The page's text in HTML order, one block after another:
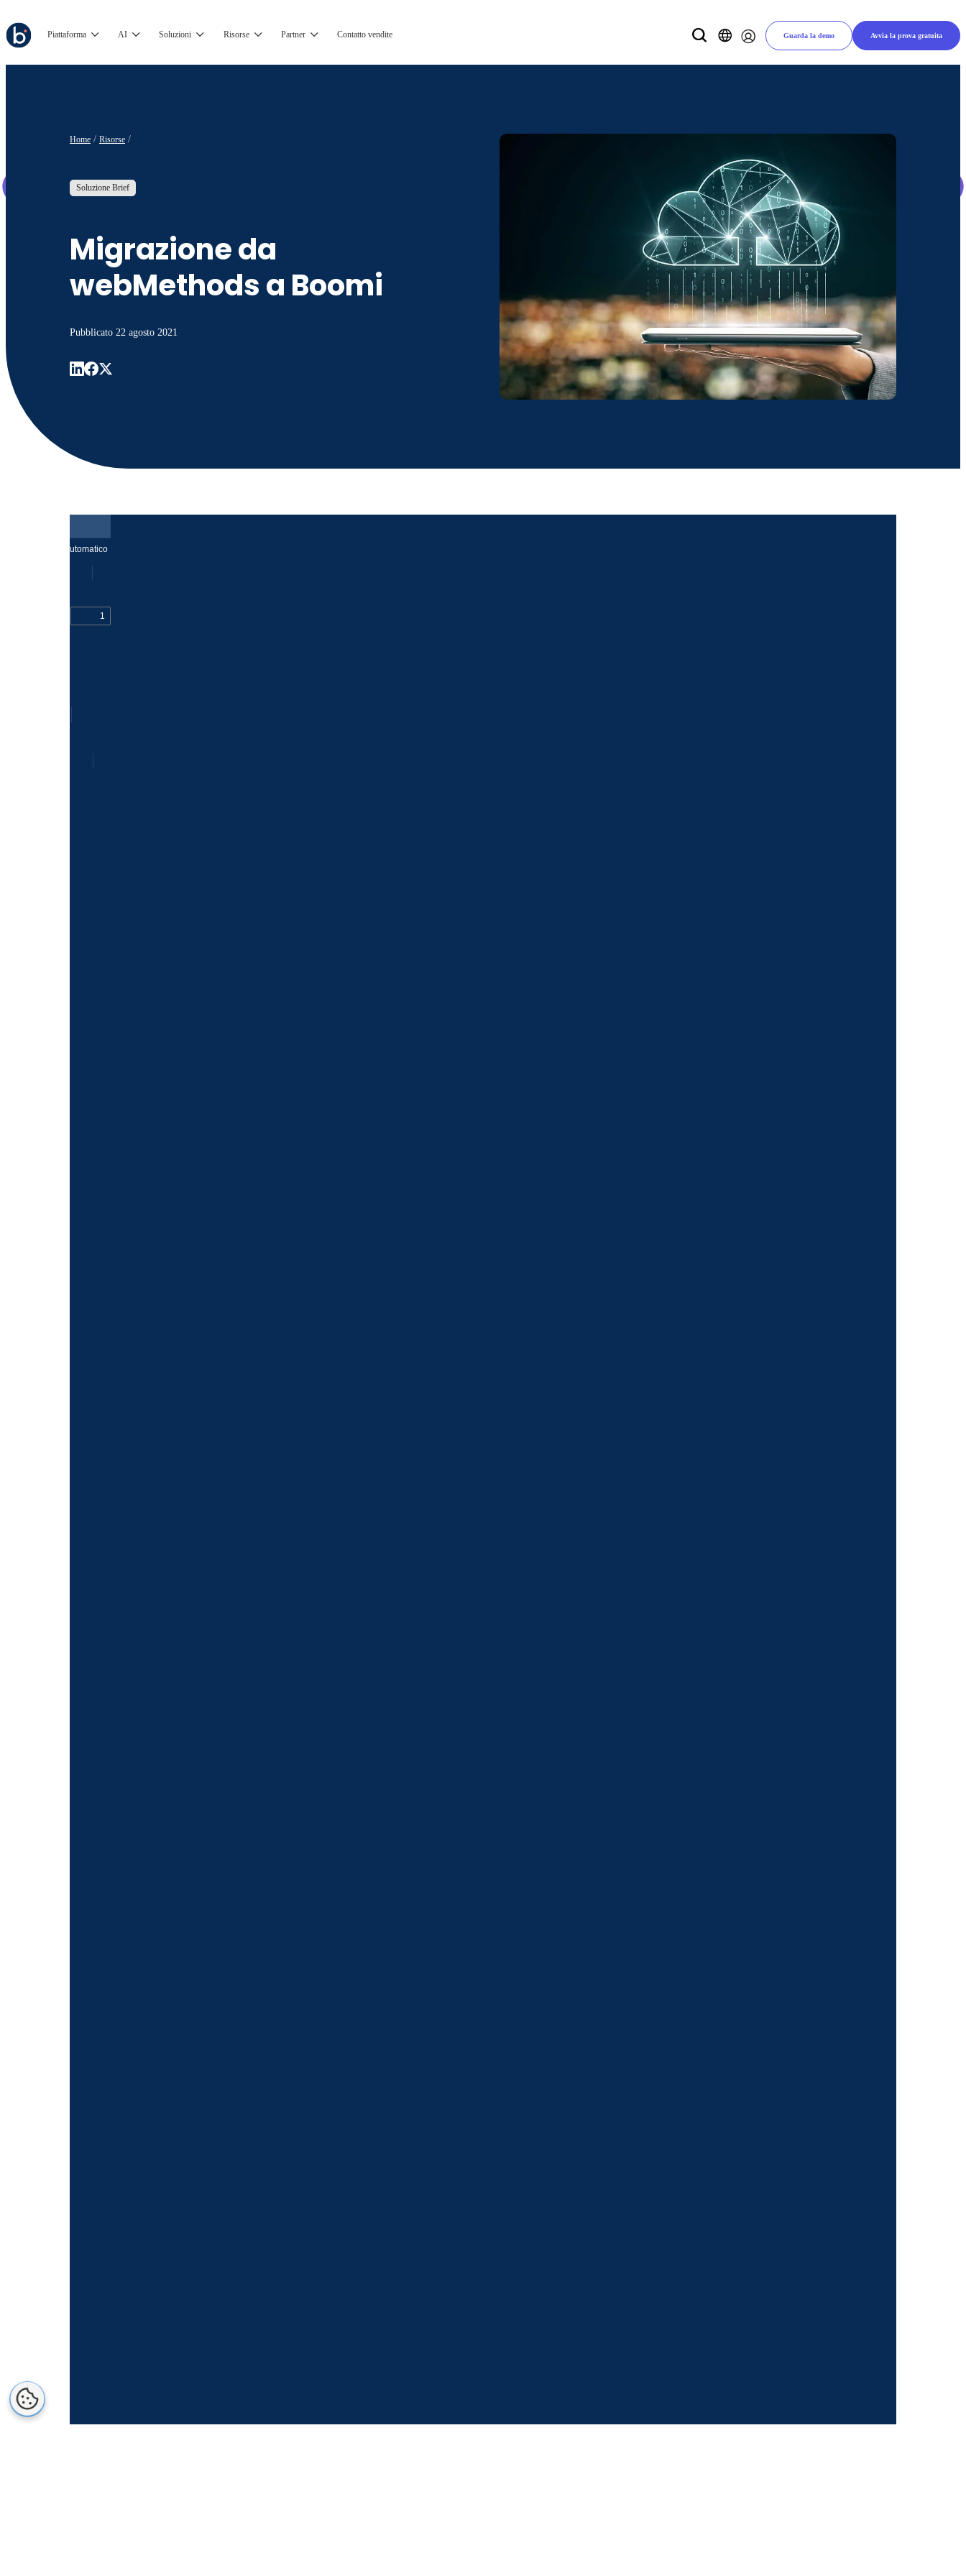
Piattaforma AI Soluzioni Risorse Partner Contatto vendite Guarda la demo Avvia la prova gratuita
Home Risorse
Soluzione Brief
Migrazione da
webMethods a Boomi
Pubblicato 22 agosto 2021